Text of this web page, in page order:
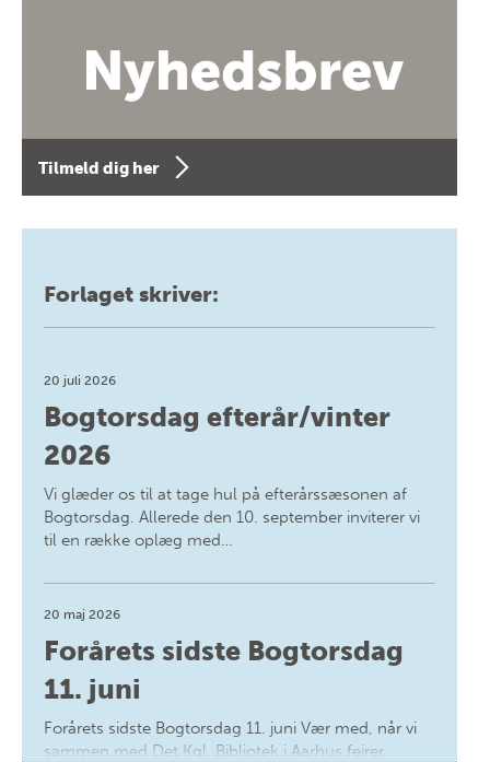
Tilmeld dig her
Forlaget skriver:
20 juli 2026
Bogtorsdag efterår/vinter
2026
Vi glæder os til at tage hul på efterårssæsonen af
Bogtorsdag. Allerede den 10. september inviterer vi
til en række oplæg med…
20 maj 2026
Forårets sidste Bogtorsdag
11. juni
Forårets sidste Bogtorsdag 11. juni Vær med, når vi
sammen med Det Kgl. Bibliotek i Aarhus fejrer